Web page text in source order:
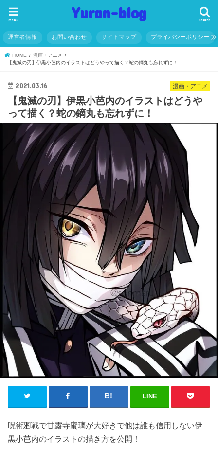
Yuran-blog search
menu
運営者情報 お問い合わせ サイトマップ プライバシーポリシー
HOME
漫画・アニメ
【鬼滅の刃】伊黒小芭内のイラストはどうやって描く？蛇の鏑丸も忘れずに！
漫画・アニメ
2021.03.16
【鬼滅の刃】伊黒小芭内のイラストはどうや
って描く？蛇の鏑丸も忘れずに！
LINE
呪術廻戦で甘露寺蜜璃が大好きで他は誰も信用しない伊
黒小芭内のイラストの描き方を公開！